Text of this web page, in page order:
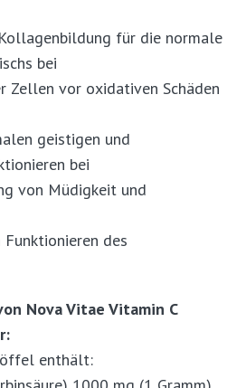
für die normale
bei
Zellen vor oxidativen Schäden
geistigen und
bei
von Müdigkeit und
des
Nova Vitae Vitamin C
enthält: